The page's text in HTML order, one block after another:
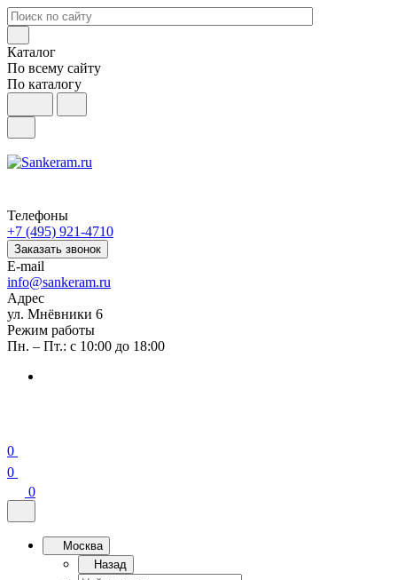
Каталог
По всему сайту
По каталогу
Телефоны
+7 (495) 921-4710
Заказать звонок
E-mail
info@sankeram.ru
Адрес
ул. Мнёвники 6
Режим работы
Пн. – Пт.: с 10:00 до 18:00
0
0
0
Москва
Назад